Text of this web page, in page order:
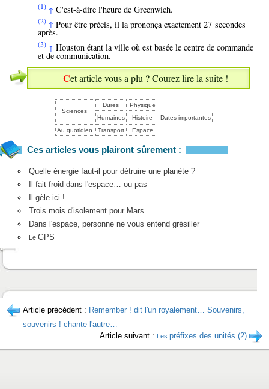
(1) ↑ C'est-à-dire l'heure de Greenwich.
(2) ↑ Pour être précis, il la prononça exactement 27 secondes
après.
(3) ↑ Houston étant la ville où est basée le centre de commande
et de communication.
Cet article vous a plu ? Courez lire la suite !
Sciences
Dures
Physique
Humaines
Histoire
Dates importantes
Au quotidien
Transport Espace
Ces articles vous plairont sûrement :
Quelle énergie faut-il pour détruire une planète ?
Il fait froid dans l'espace… ou pas
Il gèle ici !
Trois mois d'isolement pour Mars
Dans l'espace, personne ne vous entend grésiller
Le GPS
Article précédent : Remember ! dit l'un royalement… Souvenirs,
souvenirs ! chante l'autre…
Article suivant : Les préfixes des unités (2)